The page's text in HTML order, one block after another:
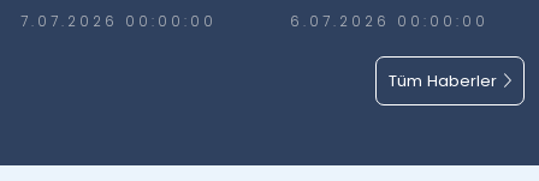
7.07.2026 00:00:00 6.07.2026 00:00:00
Tüm Haberler